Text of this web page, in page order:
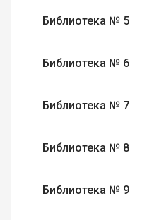
Библиотека № 5
Библиотека № 6
Библиотека № 7
Библиотека № 8
Библиотека № 9